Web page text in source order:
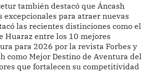
también destacó que Áncash
excepcionales para atraer nuevas
las recientes distinciones como el
Huaraz entre los 10 mejores
para 2026 por la revista Forbes y
como Mejor Destino de Aventura del
que fortalecen su competitividad